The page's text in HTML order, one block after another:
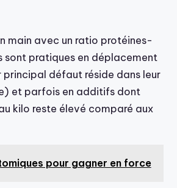
main avec un ratio protéines-
sont pratiques en déplacement
défaut réside dans leur
et parfois en additifs dont
kilo reste élevé comparé aux
pour gagner en force